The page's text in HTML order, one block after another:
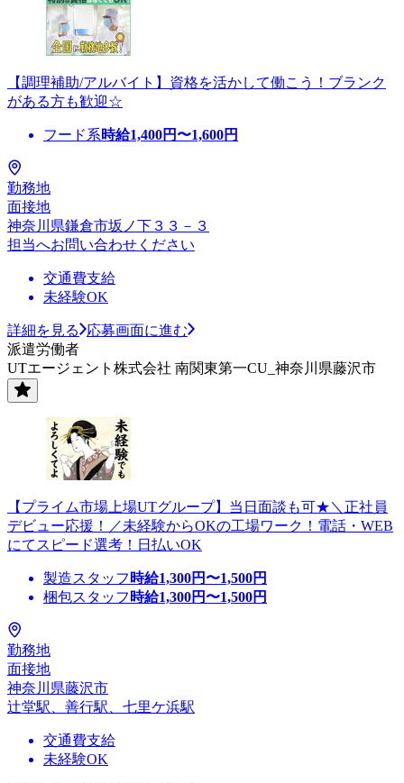
【調理補助/アルバイト】資格を活かして働こう！ブランク
がある方も歓迎☆
フード系時給1,400円〜1,600円
勤務地
面接地
神奈川県鎌倉市坂ノ下３３－３
担当へお問い合わせください
交通費支給
未経験OK
詳細を見る
応募画面に進む
派遣労働者
UTエージェント株式会社 南関東第一CU_神奈川県藤沢市
【プライム市場上場UTグループ】当日面談も可★＼正社員
デビュー応援！／未経験からOKの工場ワーク！電話・WEB
にてスピード選考！日払いOK
製造スタッフ 時給1,300円〜1,500円
梱包スタッフ 時給1,300円〜1,500円
勤務地
面接地
神奈川県藤沢市
辻堂駅、善行駅、七里ケ浜駅
交通費支給
未経験OK